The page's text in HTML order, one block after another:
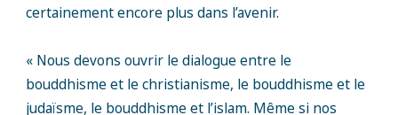
certainement encore plus dans l’avenir.
« Nous devons ouvrir le dialogue entre le
bouddhisme et le christianisme, le bouddhisme et le
judaïsme, le bouddhisme et l’islam. Même si nos